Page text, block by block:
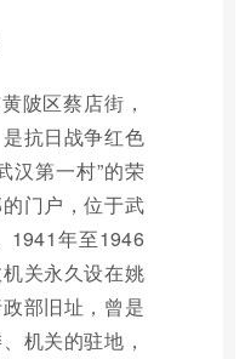
陂区蔡店街，
抗日战争红色
汉第一村”的荣
门户，位于武
1941年至1946
关永久设在姚
部旧址，曾是
机关的驻地，